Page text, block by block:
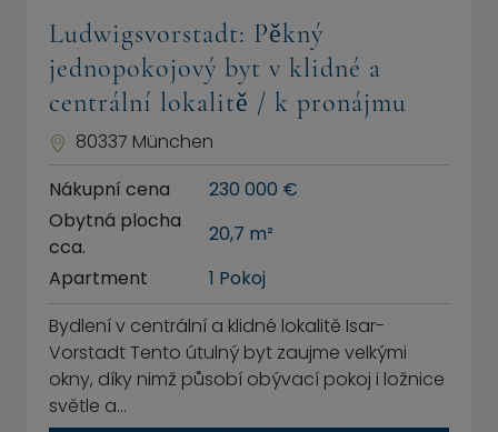
Ludwigsvorstadt: Pěkný
jednopokojový byt v klidné a
centrální lokalitě / k pronájmu
80337 München
Nákupní cena
230 000 €
Obytná plocha
cca.
20,7 m²
Apartment
1 Pokoj
Bydlení v centrální a klidné lokalitě Isar-
Vorstadt Tento útulný byt zaujme velkými
okny, díky nimž působí obývací pokoj i ložnice
světle a…